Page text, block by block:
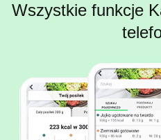
Wszystkie funkcje